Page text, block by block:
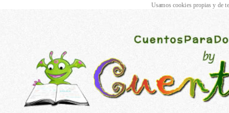
Usamos cookies propias y de